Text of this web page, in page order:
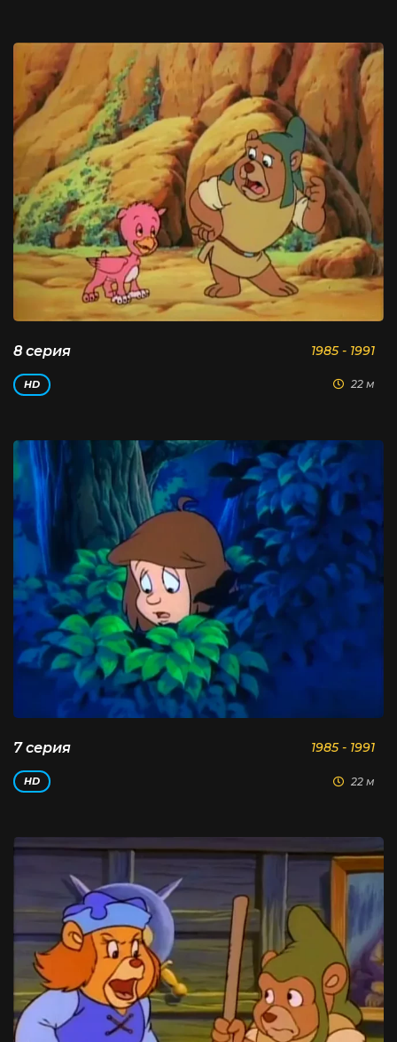
8 серия 1985 - 1991
HD 22 м
7 серия 1985 - 1991
HD 22 м